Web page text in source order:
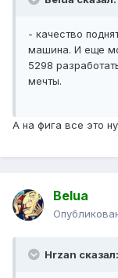
- качество
машина. И еще
5298
мечты.
А на фига все это
Belua
Hrzan сказал: